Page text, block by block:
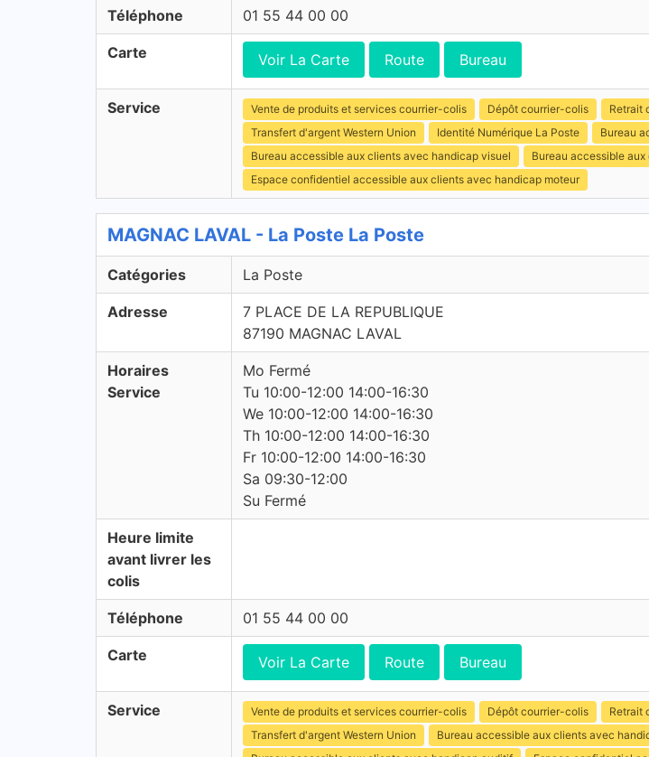
Téléphone 01 55 44 00 00
Carte Voir La Carte Route Bureau
Service Vente de produits et services courrier-colis Dépôt courrier-colis Retrait
Transfert d'argent Western Union
Identité Numérique La Poste
Bureau
Bureau accessible aux clients avec handicap visuel
Bureau accessible
Espace confidentiel accessible aux clients avec handicap moteur
MAGNAC LAVAL - La Poste La Poste
Catégories La Poste
Adresse
7 PLACE DE LA REPUBLIQUE
87190 MAGNAC LAVAL
Horaires
Service
Mo Fermé
Tu 10:00-12:00 14:00-16:30
We 10:00-12:00 14:00-16:30
Th 10:00-12:00 14:00-16:30
Fr 10:00-12:00 14:00-16:30
Sa 09:30-12:00
Su Fermé
Heure limite
avant livrer les
colis
Téléphone 01 55 44 00 00
Carte Voir La Carte Route Bureau
Service Vente de produits et services courrier-colis Dépôt courrier-colis Retrait
Transfert d'argent Western Union
Bureau accessible aux clients avec